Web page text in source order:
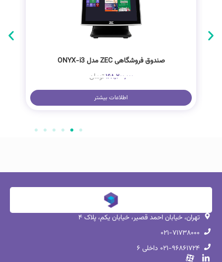
صندوق فروشگاهی ZEC مدل ONYX-i3
۱۶۸,۲۰۰,۰۰۰تومان
اطلاعات بیشتر
تهران، خیابان احمد قصیر، خیابان یکم، پلاک ۴
۰۲۱-۷۱۷۳۸۰۰۰
۰۲۱-۹۶۸۶۱۷۲۴ داخلی ۶